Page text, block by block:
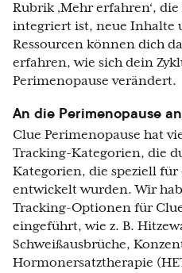
Rubrik ‚Mehr erfahren‘,
integriert ist, neue Inhalte
Ressourcen können dich
erfahren, wie sich dein
Perimenopause verändert.
An die Perimenopause
Clue Perimenopause hat
Tracking-Kategorien, die
Kategorien, die speziell für
entwickelt wurden. Wir
Tracking-Optionen für
eingeführt, wie z. B.
Schweißausbrüche,
Hormonersatztherapie